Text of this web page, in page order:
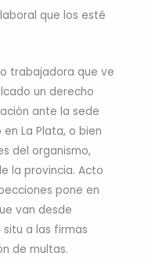
que los esté
trabajadora que ve
un derecho
ante la sede
La Plata, o bien
del organismo,
la provincia. Acto
pone en
van desde
a las firmas
de multas.